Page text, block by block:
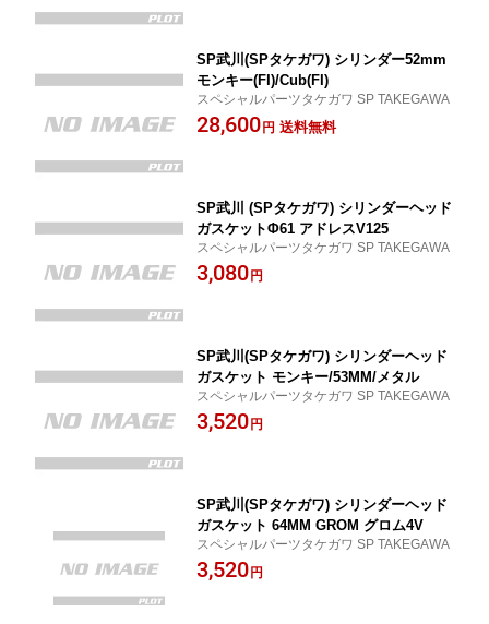
SP武川(SPタケガワ) シリンダー52mm
モンキー(FI)/Cub(FI)
スペシャルパーツタケガワ SP TAKEGAWA
28,600円 送料無料
SP武川 (SPタケガワ) シリンダーヘッド
ガスケットΦ61 アドレスV125
スペシャルパーツタケガワ SP TAKEGAWA
3,080円
SP武川(SPタケガワ) シリンダーヘッド
ガスケット モンキー/53MM/メタル
スペシャルパーツタケガワ SP TAKEGAWA
3,520円
SP武川(SPタケガワ) シリンダーヘッド
ガスケット 64MM GROM グロム4V
スペシャルパーツタケガワ SP TAKEGAWA
3,520円